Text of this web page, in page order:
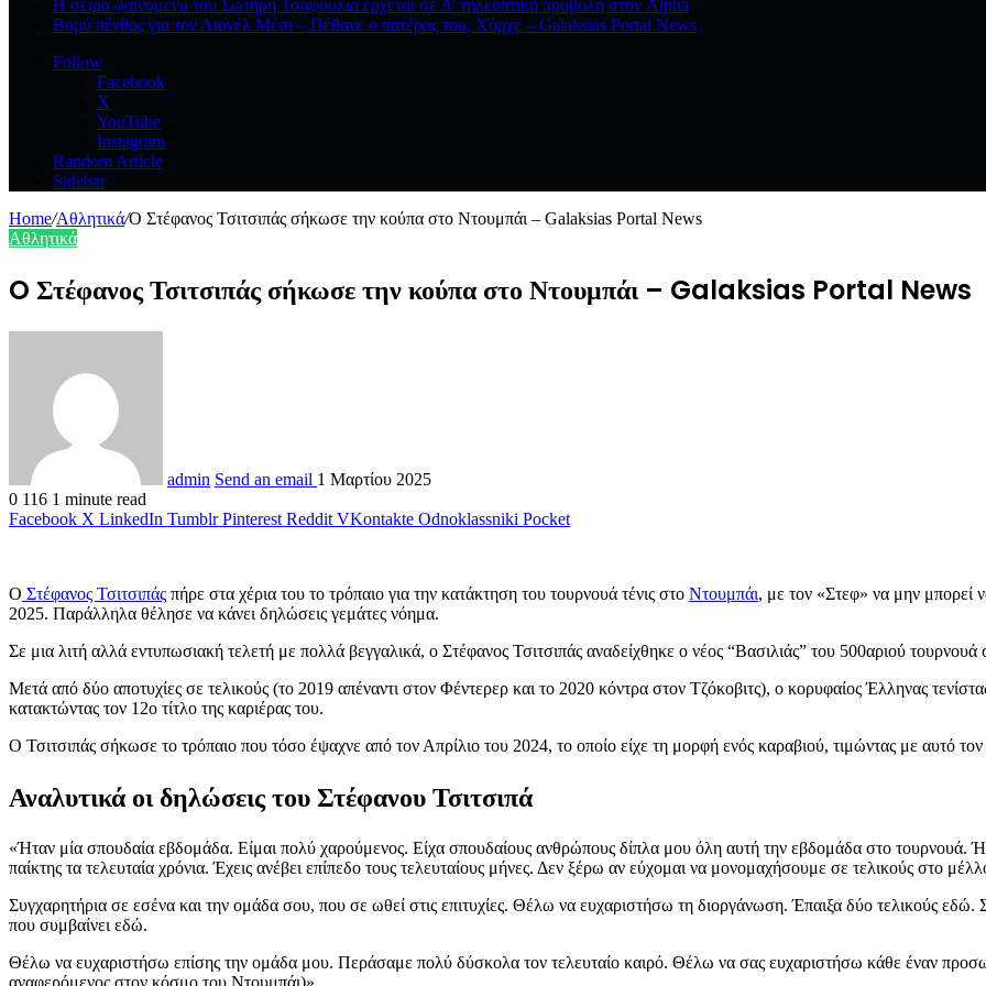
Η σειρά φαινόμενο του Σωτήρη Τσαφούλια έρχεται σε Α’ τηλεοπτική προβολή στον Alpha
Βαρύ πένθος για τον Λιονέλ Μέσι – Πέθανε ο πατέρας του, Χόρχε – Galaksias Portal News
Follow
Facebook
X
YouTube
Instagram
Random Article
Sidebar
Home/Αθλητικά/O Στέφανος Τσιτσιπάς σήκωσε την κούπα στο Ντουμπάι – Galaksias Portal News
Αθλητικά
O Στέφανος Τσιτσιπάς σήκωσε την κούπα στο Ντουμπάι – Galaksias Portal News
admin Send an email 1 Μαρτίου 2025
0 116 1 minute read
Facebook X LinkedIn Tumblr Pinterest Reddit VKontakte Odnoklassniki Pocket
Ο Στέφανος Τσιτσιπάς πήρε στα χέρια του το τρόπαιο για την κατάκτηση του τουρνουά τένις στο Ντουμπάι, με τον «Στεφ» να μην μπορεί
2025. Παράλληλα θέλησε να κάνει δηλώσεις γεμάτες νόημα.
Σε μια λιτή αλλά εντυπωσιακή τελετή με πολλά βεγγαλικά, ο Στέφανος Τσιτσιπάς αναδείχθηκε ο νέος “Βασιλιάς” του 500αριού
Μετά από δύο αποτυχίες σε τελικούς (το 2019 απέναντι στον Φέντερερ και το 2020 κόντρα στον Τζόκοβιτς), ο κορυφαίος Έλληνας
κατακτώντας τον 12ο τίτλο της καριέρας του.
Ο Τσιτσιπάς σήκωσε το τρόπαιο που τόσο έψαχνε από τον Απρίλιο του 2024, το οποίο είχε τη μορφή ενός καραβιού, τιμώντας με αυτό
Αναλυτικά οι δηλώσεις του Στέφανου Τσιτσιπά
«Ήταν μία σπουδαία εβδομάδα. Είμαι πολύ χαρούμενος. Είχα σπουδαίους ανθρώπους δίπλα μου όλη αυτή την εβδομάδα στο τουρνουά.
παίκτης τα τελευταία χρόνια. Έχεις ανέβει επίπεδο τους τελευταίους μήνες. Δεν ξέρω αν εύχομαι να μονομαχήσουμε σε τελικούς στο
Συγχαρητήρια σε εσένα και την ομάδα σου, που σε ωθεί στις επιτυχίες. Θέλω να ευχαριστήσω τη διοργάνωση. Έπαιξα δύο τελικούς εδώ.
που συμβαίνει εδώ.
Θέλω να ευχαριστήσω επίσης την ομάδα μου. Περάσαμε πολύ δύσκολα τον τελευταίο καιρό. Θέλω να σας ευχαριστήσω κάθε έναν
αναφερόμενος στον κόσμο του Ντουμπάι)».